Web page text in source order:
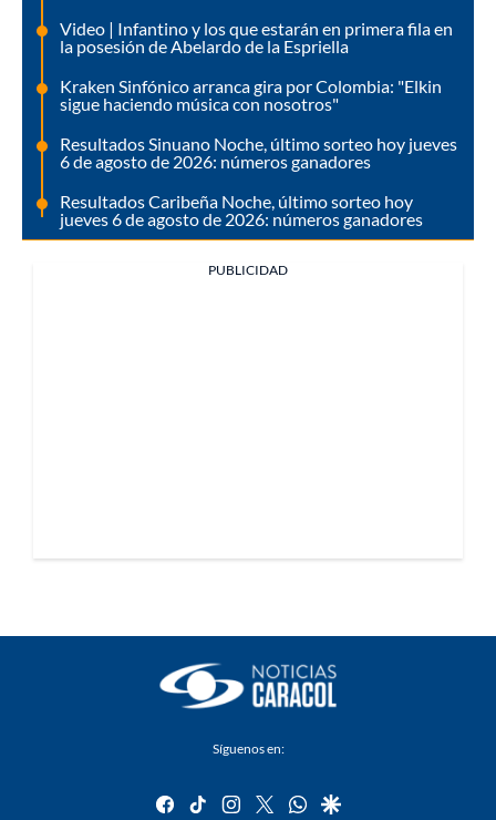
Video | Infantino y los que estarán en primera fila en
la posesión de Abelardo de la Espriella
Kraken Sinfónico arranca gira por Colombia: "Elkin
sigue haciendo música con nosotros"
Resultados Sinuano Noche, último sorteo hoy jueves
6 de agosto de 2026: números ganadores
Resultados Caribeña Noche, último sorteo hoy
jueves 6 de agosto de 2026: números ganadores
PUBLICIDAD
Síguenos en:
facebook
tiktok instagram
twitterwhatsapp
google